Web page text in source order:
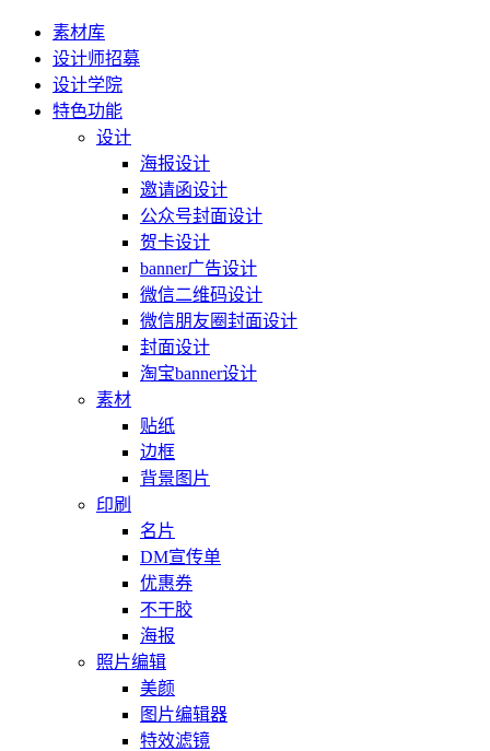
素材库
设计师招募
设计学院
特色功能
设计
海报设计
邀请函设计
公众号封面设计
贺卡设计
banner广告设计
微信二维码设计
微信朋友圈封面设计
封面设计
淘宝banner设计
素材
贴纸
边框
背景图片
印刷
名片
DM宣传单
优惠券
不干胶
海报
照片编辑
美颜
图片编辑器
特效滤镜